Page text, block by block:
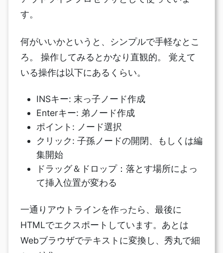
す。
何がいいかというと、シンプルで手軽なとこ
ろ。 操作してみるとかなり直観的。 覚えて
いる操作は以下にあるくらい。
INSキー: 末っ子ノード作成
Enterキー: 弟ノード作成
ポイント: ノード選択
クリック: 子孫ノードの開閉、もしくは編
集開始
ドラッグ＆ドロップ：落とす場所によっ
て挿入位置が変わる
一通りアウトラインを作ったら、最後に
HTMLでエクスポートしています。あとは
Webブラウザでテキストに変換し、秀丸で細